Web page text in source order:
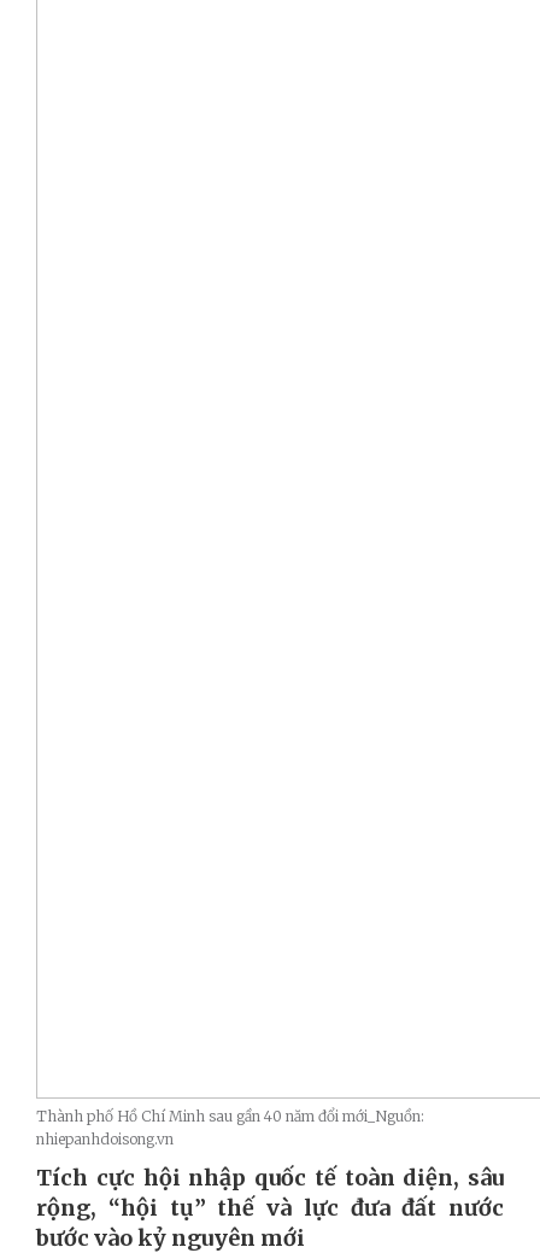
Thành phố Hồ Chí Minh sau gần 40 năm đổi mới_Nguồn:
nhiepanhdoisong.vn
Tích cực hội nhập quốc tế toàn diện, sâu
rộng, “hội tụ” thế và lực đưa đất nước
bước vào kỷ nguyên mới